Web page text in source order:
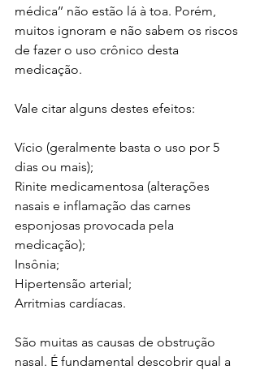
médica’’ não estão lá à toa. Porém,
muitos ignoram e não sabem os riscos
de fazer o uso crônico desta
medicação.
Vale citar alguns destes efeitos:
Vício (geralmente basta o uso por 5
dias ou mais);
Rinite medicamentosa (alterações
nasais e inflamação das carnes
esponjosas provocada pela
medicação);
Insônia;
Hipertensão arterial;
Arritmias cardíacas.
São muitas as causas de obstrução
nasal. É fundamental descobrir qual a